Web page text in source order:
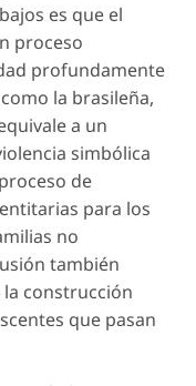
es que el
proceso
profundamente
la brasileña,
a un
simbólica
de
para los
no
también
construcción
que pasan